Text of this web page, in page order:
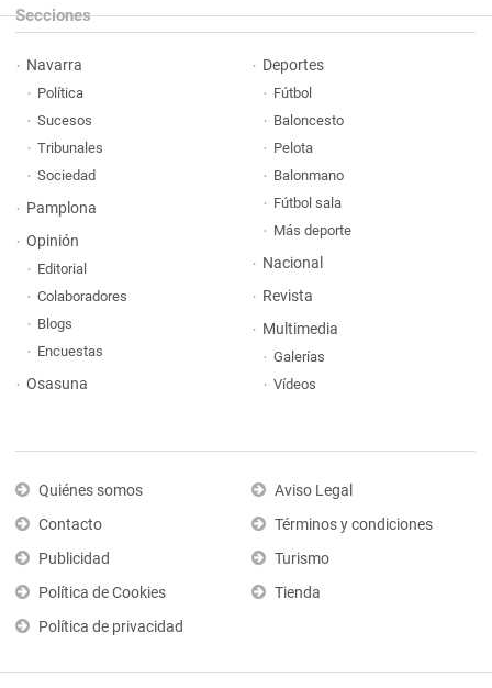
Secciones
Navarra
Política
Sucesos
Tribunales
Sociedad
Pamplona
Opinión
Editorial
Colaboradores
Blogs
Encuestas
Osasuna
Deportes
Fútbol
Baloncesto
Pelota
Balonmano
Fútbol sala
Más deporte
Nacional
Revista
Multimedia
Galerías
Vídeos
Quiénes somos
Contacto
Publicidad
Política de Cookies
Política de privacidad
Aviso Legal
Términos y condiciones
Turismo
Tienda